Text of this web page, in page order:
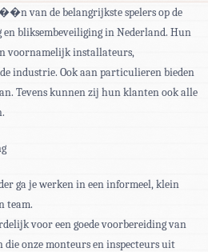
van de belangrijkste spelers op de
bliksembeveiliging in Nederland. Hun
voornamelijk installateurs,
industrie. Ook aan particulieren bieden
Tevens kunnen zij hun klanten ook alle
ga je werken in een informeel, klein
team.
voor een goede voorbereiding van
die onze monteurs en inspecteurs uit